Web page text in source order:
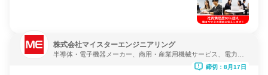
株式会社マイスターエンジニアリング
半導体・電子機器メーカー、商用・産業用機械サービス、電力・
締切：8月17日